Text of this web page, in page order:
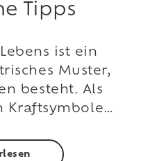
Tipps
ist ein
Muster,
besteht. Als
Kraftsymbole…